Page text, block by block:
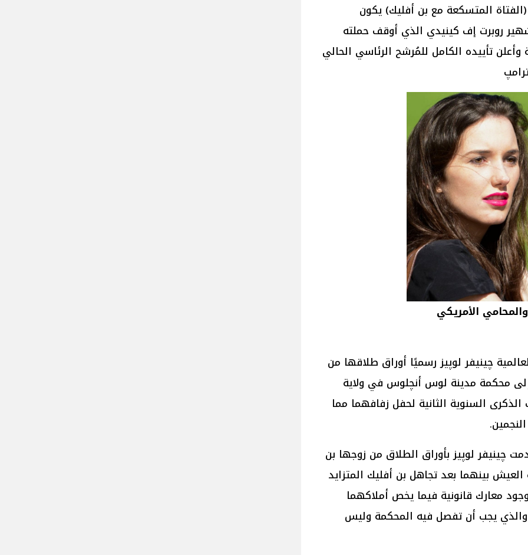
المتسكعة مع بن أفليك) يكون
روبرت إف كينيدي الذي أوقف حملته
وأعلن تأييده الكامل للمُرشح الرئاسي الحالي
الأمريكي
چينيفر لوپيز رسميًا أوراق طلاقها من
محكمة مدينة لوس أنچلوس في ولاية
الذكرى السنوية الثانية لحفل زفافهما مما
چينيفر لوپيز بأوراق الطلاق من زوجها بن
بينهما بعد تجاهل بن أفليك المتزايد
معارك قانونية فيما يخص أملاكهما
يجب أن تفصل فيه المحكمة وليس